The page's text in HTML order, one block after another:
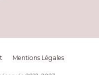
Mentions Légales